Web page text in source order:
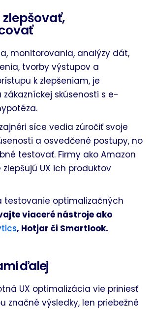
monitorovania, analýzy dát,
tvorby výstupov a
k zlepšeniam, je
skúsenosti s e-
síce vedia zúročiť svoje
a osvedčené postupy, no
testovať. Firmy ako Amazon
UX ich produktov
testovanie optimalizačných
viaceré nástroje ako
, Hotjar či Smartlook.
ďalej
UX optimalizácia vie priniesť
značné výsledky, len priebežné